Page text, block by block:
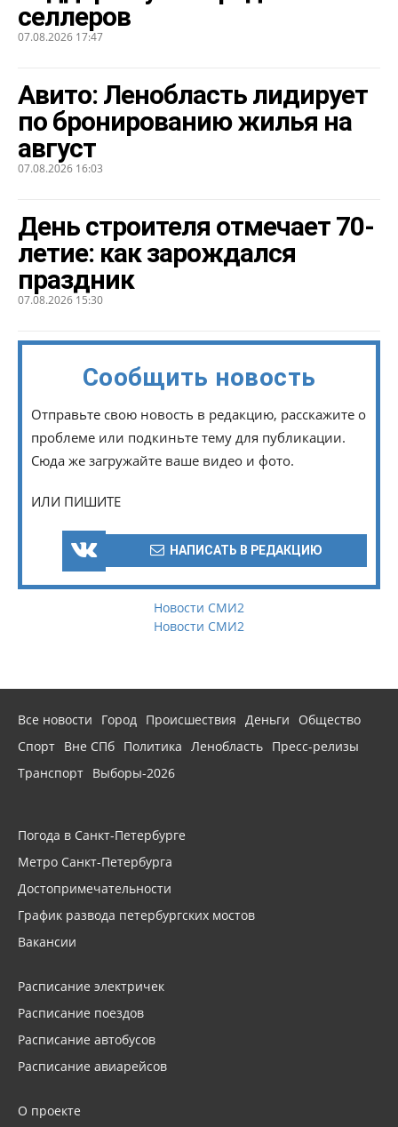
селлеров
07.08.2026 17:47
Авито: Ленобласть лидирует
по бронированию жилья на
август
07.08.2026 16:03
День строителя отмечает 70-
летие: как зарождался
праздник
07.08.2026 15:30
Сообщить новость
Отправьте свою новость в редакцию, расскажите о
проблеме или подкиньте тему для публикации.
Сюда же загружайте ваше видео и фото.
ИЛИ ПИШИТЕ
НАПИСАТЬ В РЕДАКЦИЮ
Новости СМИ2
Новости СМИ2
Все новости Город Происшествия Деньги
Общество
Спорт Вне СПб Политика Ленобласть Пресс-релизы
Транспорт Выборы-2026
Погода в Санкт-Петербурге
Метро Санкт-Петербурга
Достопримечательности
График развода петербургских мостов
Вакансии
Расписание электричек
Расписание поездов
Расписание автобусов
Расписание авиарейсов
О проекте